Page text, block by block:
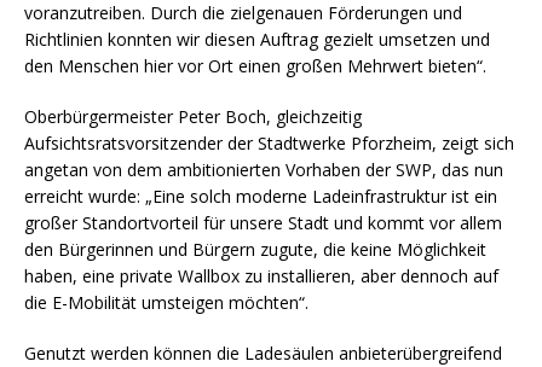
voranzutreiben. Durch die zielgenauen Förderungen und
Richtlinien konnten wir diesen Auftrag gezielt umsetzen und
den Menschen hier vor Ort einen großen Mehrwert bieten“.
Oberbürgermeister Peter Boch, gleichzeitig
Aufsichtsratsvorsitzender der Stadtwerke Pforzheim, zeigt sich
angetan von dem ambitionierten Vorhaben der SWP, das nun
erreicht wurde: „Eine solch moderne Ladeinfrastruktur ist ein
großer Standortvorteil für unsere Stadt und kommt vor allem
den Bürgerinnen und Bürgern zugute, die keine Möglichkeit
haben, eine private Wallbox zu installieren, aber dennoch auf
die E-Mobilität umsteigen möchten“.
Genutzt werden können die Ladesäulen anbieterübergreifend